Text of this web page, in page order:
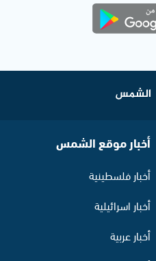
أخبار موقع الشمس
أخبار فلسطينية
أخبار اسرائيلية
أخبار عربية